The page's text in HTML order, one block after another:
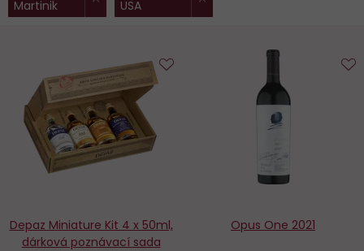
filtry:
Martinik USA
Depaz Miniature Kit 4 x 50ml,
dárková poznávací sada
Opus One 2021